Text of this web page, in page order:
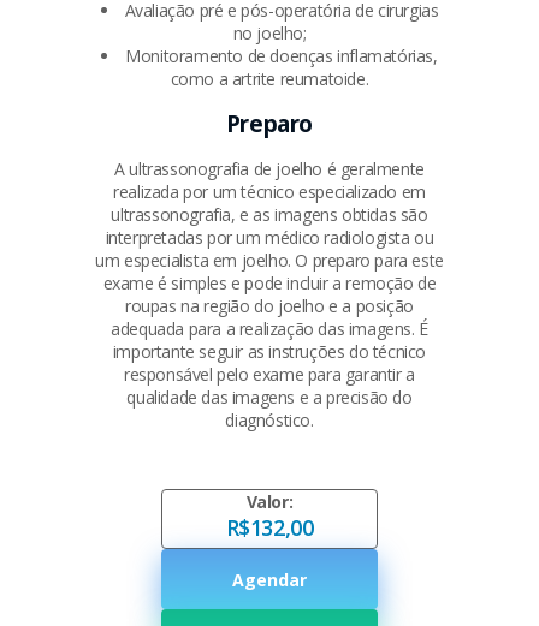
Avaliação pré e pós-operatória de cirurgias
no joelho;
Monitoramento de doenças inflamatórias,
como a artrite reumatoide.
Preparo
A ultrassonografia de joelho é geralmente
realizada por um técnico especializado em
ultrassonografia, e as imagens obtidas são
interpretadas por um médico radiologista ou
um especialista em joelho. O preparo para este
exame é simples e pode incluir a remoção de
roupas na região do joelho e a posição
adequada para a realização das imagens. É
importante seguir as instruções do técnico
responsável pelo exame para garantir a
qualidade das imagens e a precisão do
diagnóstico.
Valor:
R$132,00
Agendar